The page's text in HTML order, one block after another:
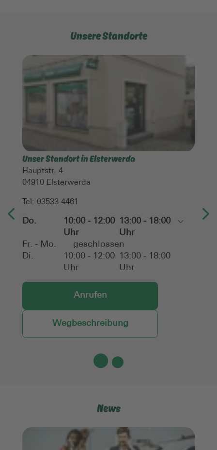
Unsere Standorte
Unser Standort in Elsterwerda
Hauptstr. 4
04910 Elsterwerda
Tel: 03533 4461
Do.
10:00 - 12:00
Uhr
13:00 - 18:00
Uhr
Fr. - Mo.
geschlossen
Di.
10:00 - 12:00
Uhr
13:00 - 18:00
Uhr
Toggle
Anrufen
Wegbeschreibung
News